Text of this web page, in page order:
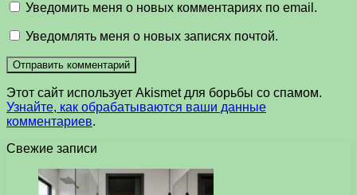
Уведомить меня о новых комментариях по email.
Уведомлять меня о новых записях почтой.
Этот сайт использует Akismet для борьбы со спамом.
Узнайте, как обрабатываются ваши данные
комментариев.
Свежие записи